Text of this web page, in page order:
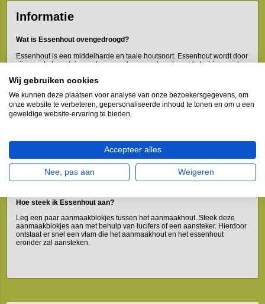
Informatie
Wat is Essenhout ovengedroogd?
Essenhout is een middelharde en taaie houtsoort. Essenhout wordt door
zijn goede brandeigenschappen algemeen beschouwd als één van de
gemiddeld 2 jaar, vandaar dat wij het hout voor u drogen! Essenhout
en 20 procent is. Dit zorgt ervoor dat u direct kunt beginnen met stoken.
Waarom Essenhout ovengedroogd?
Lange brandduur
Hoge Warmteafgifte
Laag vochtpercentage
Hoe steek ik Essenhout aan?
Leg een paar aanmaakblokjes tussen het aanmaakhout. Steek deze
aanmaakblokjes aan met behulp van lucifers of een aansteker. Hierdoor
ontstaat er snel een vlam die het aanmaakhout en het essenhout
eronder zal aansteken.
Wij gebruiken cookies
We kunnen deze plaatsen voor analyse van onze bezoekersgegevens, om
onze website te verbeteren, gepersonaliseerde inhoud te tonen en om u een
geweldige website-ervaring te bieden.
Accepteer alles
Nee, pas aan Weigeren